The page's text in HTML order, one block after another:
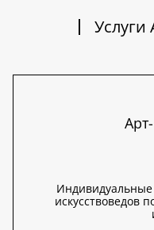
Услуги
искусствоведов